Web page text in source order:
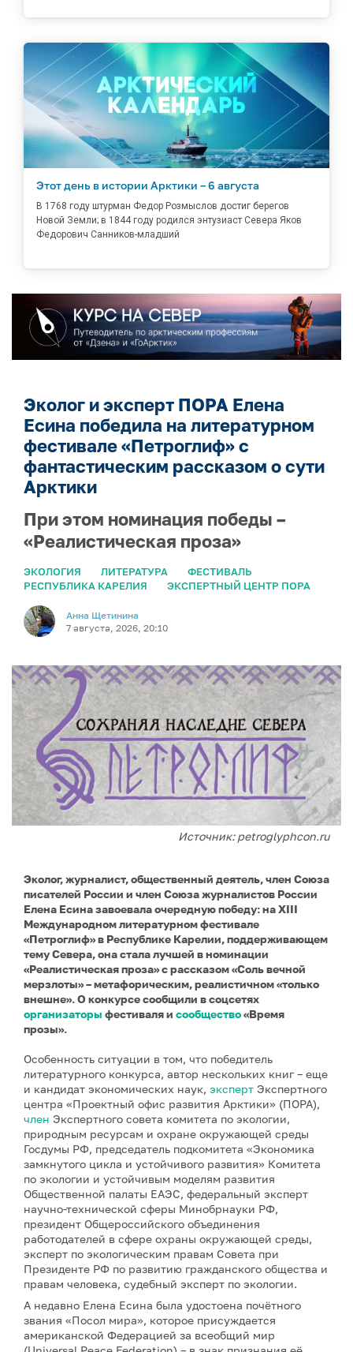
Этот день в истории Арктики – 6 августа
В 1768 году штурман Федор Розмыслов достиг берегов
Новой Земли; в 1844 году родился энтузиаст Севера Яков
Федорович Санников-младший
Эколог и эксперт ПОРА Елена
Есина победила на литературном
фестивале «Петроглиф» с
фантастическим рассказом о сути
Арктики
При этом номинация победы –
«Реалистическая проза»
ЭКОЛОГИЯ ЛИТЕРАТУРА
ФЕСТИВАЛЬ
РЕСПУБЛИКА КАРЕЛИЯ
ЭКСПЕРТНЫЙ ЦЕНТР ПОРА
Анна Щетинина
7 августа, 2026, 20:10
Источник: petroglyphcon.ru
Эколог, журналист, общественный деятель, член Союза
писателей России и член Союза журналистов России
Елена Есина завоевала очередную победу: на XIII
Международном литературном фестивале
«Петроглиф» в Республике Карелии, поддерживающем
тему Севера, она стала лучшей в номинации
«Реалистическая проза» с рассказом «Соль вечной
мерзлоты» – метафорическим, реалистичном «только
внешне». О конкурсе сообщили в соцсетях
организаторы фестиваля и сообщество«Время
прозы».
Особенность ситуации в том, что победитель
литературного конкурса, автор нескольких книг – еще
и кандидат экономических наук, эксперт Экспертного
центра «Проектный офис развития Арктики» (ПОРА),
член Экспертного совета комитета по экологии,
природным ресурсам и охране окружающей среды
Госдумы РФ, председатель подкомитета «Экономика
замкнутого цикла и устойчивого развития» Комитета
по экологии и устойчивым моделям развития
Общественной палаты ЕАЭС, федеральный эксперт
научно-технической сферы Минобрнауки РФ,
президент Общероссийского объединения
работодателей в сфере охраны окружающей среды,
эксперт по экологическим правам Совета при
Президенте РФ по развитию гражданского общества и
правам человека, судебный эксперт по экологии.
А недавно Елена Есина была удостоена почётного
звания «Посол мира», которое присуждается
американской Федерацией за всеобщий мир